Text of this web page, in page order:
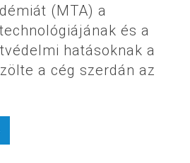
(MTA) a
és a
hatásoknak a
a cég szerdán az